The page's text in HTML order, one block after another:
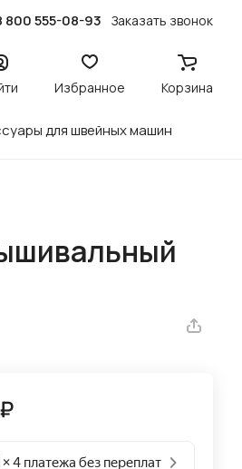
800 555-08-93 Заказать звонок
Избранное Корзина
для швейных машин